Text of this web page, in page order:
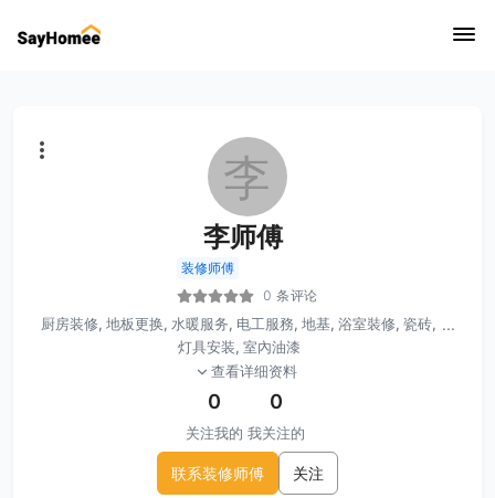
李
李师傅
装修师傅
0 条评论
厨房装修, 地板更换, 水暖服务, 电工服務, 地基, 浴室裝修, 瓷砖,
灯具安装, 室內油漆
...
查看详细资料
0
关注我的
0
我关注的
联系装修师傅 关注